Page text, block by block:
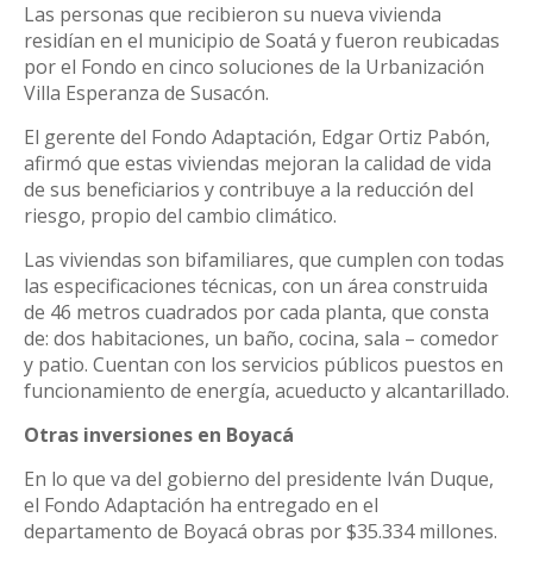
Las personas que recibieron su nueva vivienda
residían en el municipio de Soatá y fueron reubicadas
por el Fondo en cinco soluciones de la Urbanización
Villa Esperanza de Susacón.
El gerente del Fondo Adaptación, Edgar Ortiz Pabón,
afirmó que estas viviendas mejoran la calidad de vida
de sus beneficiarios y contribuye a la reducción del
riesgo, propio del cambio climático.
Las viviendas son bifamiliares, que cumplen con todas
las especificaciones técnicas, con un área construida
de 46 metros cuadrados por cada planta, que consta
de: dos habitaciones, un baño, cocina, sala – comedor
y patio. Cuentan con los servicios públicos puestos en
funcionamiento de energía, acueducto y alcantarillado.
Otras inversiones en Boyacá
En lo que va del gobierno del presidente Iván Duque,
el Fondo Adaptación ha entregado en el
departamento de Boyacá obras por $35.334 millones.